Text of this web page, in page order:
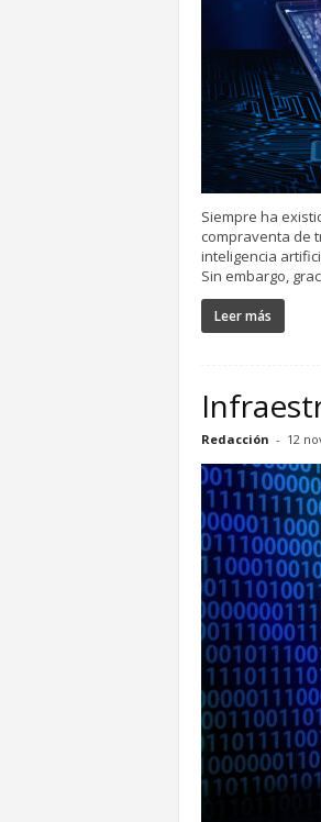
Siempre ha
compraventa de
inteligencia
Sin embargo,
Leer más
Redacción - 12